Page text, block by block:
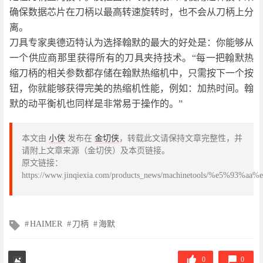
确保数据芯片在刀柄以最高转速旋转时，也不会从刀柄上分
离。
刀具专家奥德迈特认为选择翰默的最大的好处是：你能够从
一个供应商那里获得所有的刀具夹持技术。“每一把翰默热
缩刀柄的相关参数都存储在翰默热缩机中，只需按下一个按
钮，你就能够获得完美的热缩机性能，例如：加热时间。翰
默的动平衡机也同样是非常易于操作的。”
本文由 小侠 发布在 金切侠，转载此文请保持文章完整性，并
请附上文章来源（金切侠）及本页链接。
原文链接：
https://www.jinqiexia.com/products_news/machinetools/
文
签
HAIMER 刀柄 海默
0 0